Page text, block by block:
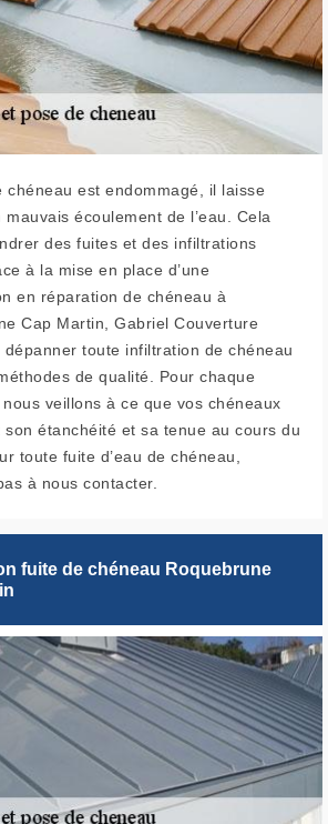
chéneau est endommagé, il laisse
mauvais écoulement de l’eau. Cela
des fuites et des infiltrations
à la mise en place d’une
en réparation de chéneau à
Cap Martin, Gabriel Couverture
dépanner toute infiltration de chéneau
de qualité. Pour chaque
veillons à ce que vos chéneaux
son étanchéité et sa tenue au cours du
toute fuite d’eau de chéneau,
à nous contacter.
fuite de chéneau Roquebrune